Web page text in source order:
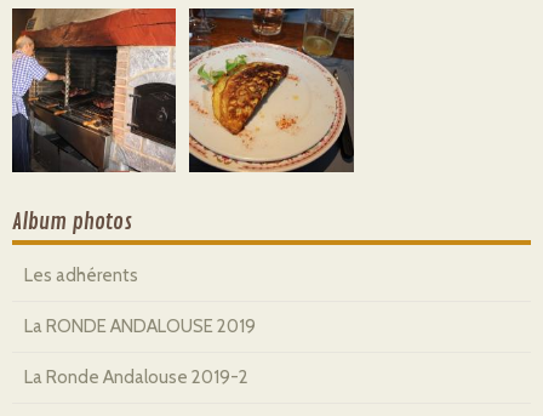
Album photos
Les adhérents
La RONDE ANDALOUSE 2019
La Ronde Andalouse 2019-2